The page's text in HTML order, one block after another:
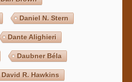
Daniel N. Stern
Dante Alighieri
Daubner Béla
David R. Hawkins